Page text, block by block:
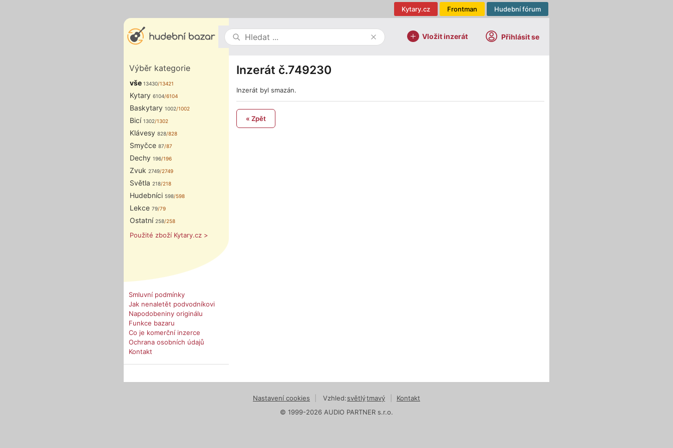
Hudební fórum
Frontman
Kytary.cz
Vložit inzerát Přihlásit se
Výběr kategorie
vše 13430/13421
Kytary 6104/6104
Baskytary 1002/1002
Bicí 1302/1302
Klávesy 828/828
Smyčce 87/87
Dechy 196/196
Zvuk 2749/2749
Světla 218/218
Hudebníci 598/598
Lekce 79/79
Ostatní 258/258
Použité zboží Kytary.cz >
Smluvní podmínky
Jak nenaletět podvodníkovi
Napodobeniny originálu
Funkce bazaru
Co je komerční inzerce
Ochrana osobních údajů
Kontakt
Inzerát č.749230
Inzerát byl smazán.
« Zpět
Nastavení cookies Vzhled:světlýtmavý
Kontakt
© 1999-2026 AUDIO PARTNER s.r.o.